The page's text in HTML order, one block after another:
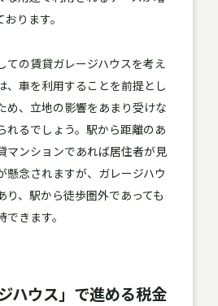
ります。
ての賃貸ガレージハウスを考え
、車を利用することを前提とし
め、立地の影響をあまり受けな
れるでしょう。駅から距離のあ
マンションであれば居住者が見
懸念されますが、ガレージハウ
り、駅から徒歩圏外であっても
きます。
ハウス」で進める税金